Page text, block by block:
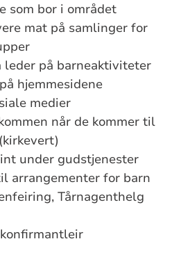
som bor i området
mat på samlinger for
leder på barneaktiviteter
hjemmesidene
medier
når de kommer til
under gudstjenester
arrangementer for barn
Tårnagenthelg